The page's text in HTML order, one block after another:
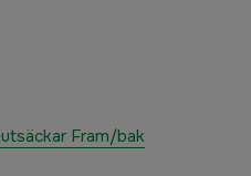
Fram/bak